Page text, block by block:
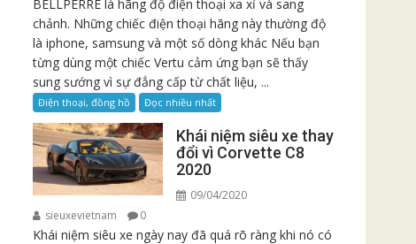
BELLPERRE là hãng độ điện thoại xa xỉ và sang
chảnh. Những chiếc điện thoại hãng này thường độ
là iphone, samsung và một số dòng khác Nếu bạn
từng dùng một chiếc Vertu cảm ứng bạn sẽ thấy
sung sướng vì sự đẳng cấp từ chất liệu, ...
Điện thoại, đồng hồ Đọc nhiều nhất
Khái niệm siêu xe thay
đổi vì Corvette C8
2020
09/04/2020
sieuxevietnam
0
Khái niệm siêu xe ngày nay đã quá rõ ràng khi nó có